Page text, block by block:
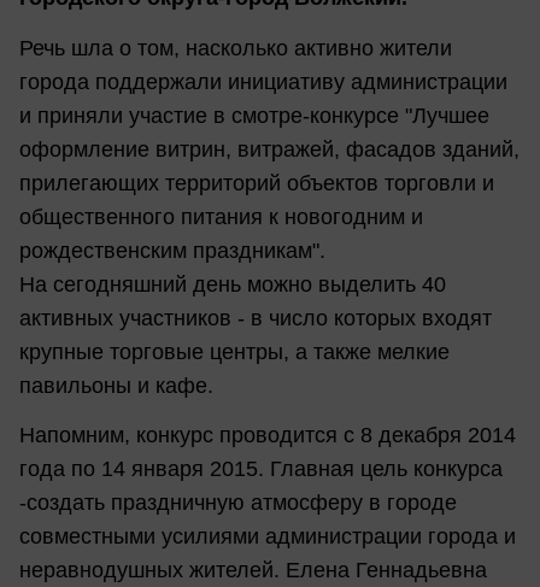
Речь шла о том, насколько активно жители
города поддержали инициативу администрации
и приняли участие в смотре-конкурсе "Лучшее
оформление витрин, витражей, фасадов зданий,
прилегающих территорий объектов торговли и
общественного питания к новогодним и
рождественским праздникам".
На сегодняшний день можно выделить 40
активных участников - в число которых входят
крупные торговые центры, а также мелкие
павильоны и кафе.
Напомним, конкурс проводится с 8 декабря 2014
года по 14 января 2015. Главная цель конкурса
-создать праздничную атмосферу в городе
совместными усилиями администрации города и
неравнодушных жителей. Елена Геннадьевна